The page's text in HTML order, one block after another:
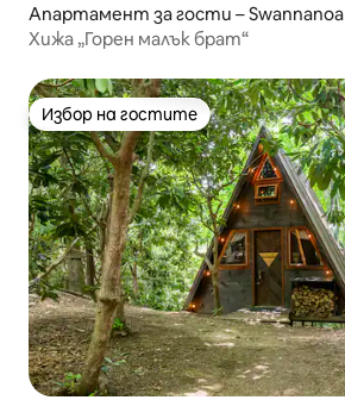
Апартамент за гости – Swannanoa
Хижа „Горен малък брат“
Избор на гостите
Избор на гостите